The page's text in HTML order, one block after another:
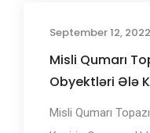
September 12, 2022
Misli Qumarı
Obyektləri Ələ
Misli Qumarı